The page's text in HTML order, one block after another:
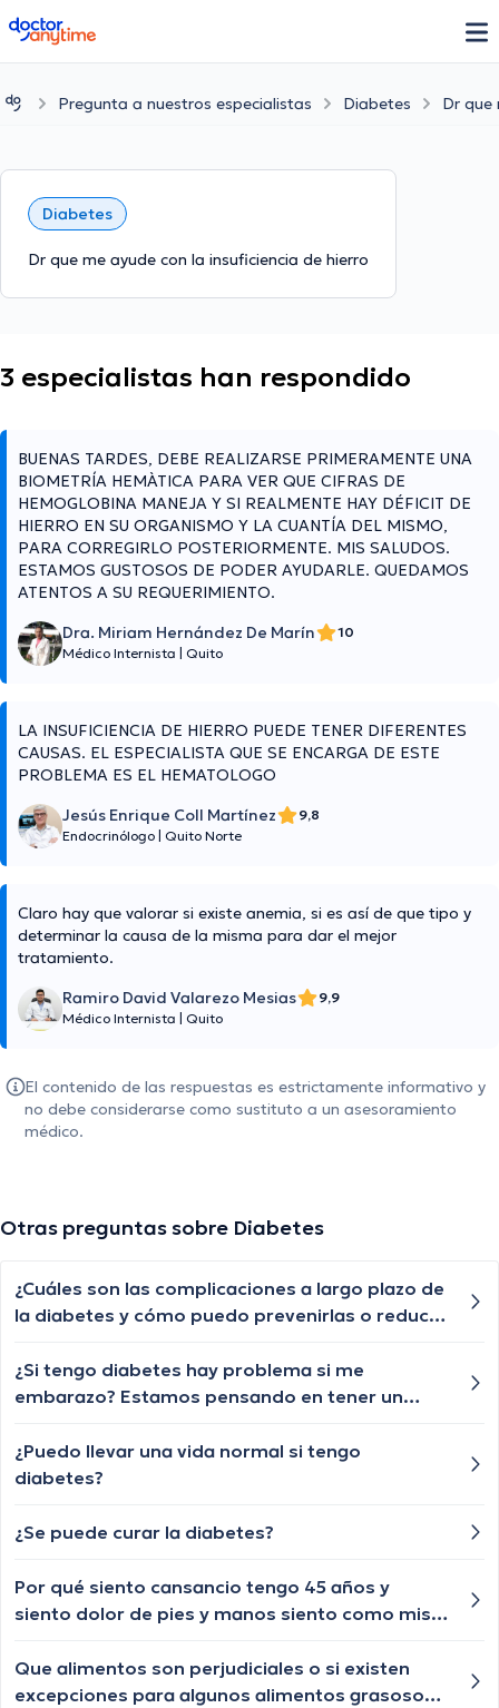
doctoranytime
Pregunta a nuestros especialistas Diabetes Dr que
Diabetes
Dr que me ayude con la insuficiencia de hierro
3 especialistas han respondido
BUENAS TARDES, DEBE REALIZARSE PRIMERAMENTE UNA
BIOMETRÍA HEMÀTICA PARA VER QUE CIFRAS DE
HEMOGLOBINA MANEJA Y SI REALMENTE HAY DÉFICIT DE
HIERRO EN SU ORGANISMO Y LA CUANTÍA DEL MISMO,
PARA CORREGIRLO POSTERIORMENTE. MIS SALUDOS.
ESTAMOS GUSTOSOS DE PODER AYUDARLE. QUEDAMOS
ATENTOS A SU REQUERIMIENTO.
Dra. Miriam Hernández De Marín
10
Médico Internista
Quito
LA INSUFICIENCIA DE HIERRO PUEDE TENER DIFERENTES
CAUSAS. EL ESPECIALISTA QUE SE ENCARGA DE ESTE
PROBLEMA ES EL HEMATOLOGO
Jesús Enrique Coll Martínez
9,8
Endocrinólogo Quito Norte
Claro hay que valorar si existe anemia, si es así de que tipo y
determinar la causa de la misma para dar el mejor
tratamiento.
Ramiro David Valarezo Mesias
9,9
Médico Internista
Quito
El contenido de las respuestas es estrictamente informativo y
no debe considerarse como sustituto a un asesoramiento
médico.
Otras preguntas sobre Diabetes
¿Cuáles son las complicaciones a largo plazo de
la diabetes y cómo puedo prevenirlas o reducir
¿Si tengo diabetes hay problema si me
embarazo? Estamos pensando en tener un
afectarlo mi diabetes, la tengo desde los 15 y
uso una microinfusora de insulina
¿Puedo llevar una vida normal si tengo
diabetes?
¿Se puede curar la diabetes?
Por qué siento cansancio tengo 45 años y
siento dolor de pies y manos siento como mis
Que alimentos son perjudiciales o si existen
excepciones para algunos alimentos grasosos